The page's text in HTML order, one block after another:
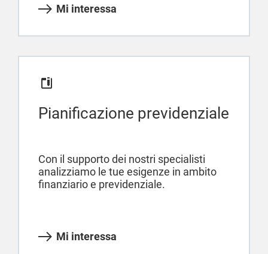
Mi interessa
Pianificazione previdenziale
Con il supporto dei nostri specialisti
analizziamo le tue esigenze in ambito
finanziario e previdenziale.
Mi interessa